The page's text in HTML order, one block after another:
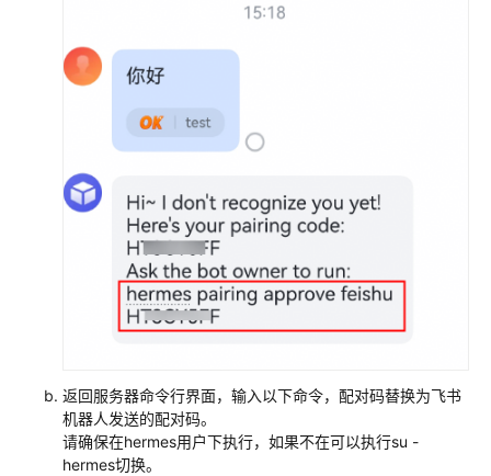
返回服务器命令行界面，输入以下命令，配对码替换为飞书
机器人发送的配对码。
请确保在hermes用户下执行，如果不在可以执行su -
hermes切换。